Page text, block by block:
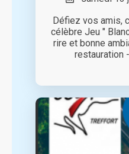
Défiez vos amis,
célèbre Jeu "
rire et bonne
restauration